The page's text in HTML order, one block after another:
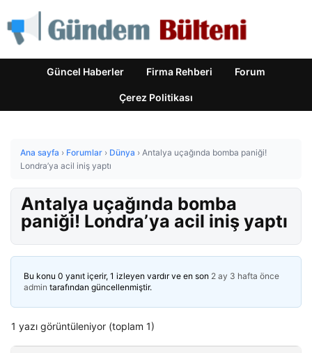
Güncel Haberler Firma Rehberi Forum
Çerez Politikası
Ana sayfa › Forumlar › Dünya › Antalya uçağında bomba paniği!
Londra’ya acil iniş yaptı
Antalya uçağında bomba
paniği! Londra’ya acil iniş yaptı
Bu konu 0 yanıt içerir, 1 izleyen vardır ve en son 2 ay 3 hafta önce
admin tarafından güncellenmiştir.
1 yazı görüntüleniyor (toplam 1)